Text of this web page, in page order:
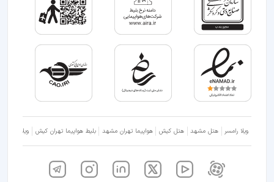
ویلا رامسر هتل مشهد هتل کیش هواپیما تهران مشهد بلیط هواپیما تهران کیش ویلا شمال